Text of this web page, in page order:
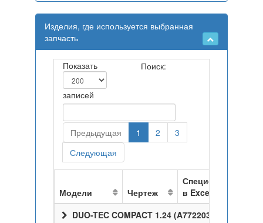
Изделия, где используется выбранная
запчасть
Показать
записей
Поиск:
Предыдущая 1 2
3
Следующая
Модели Чертеж
Спецификация
в Excel
DUO-TEC COMPACT 1.24 (A7722037)